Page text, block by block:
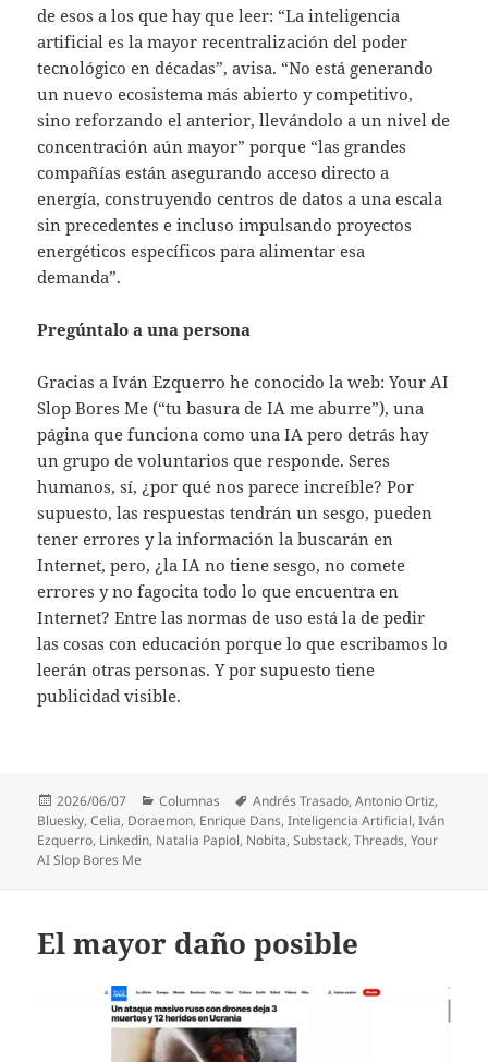
de esos a los que hay que leer: “La inteligencia
artificial es la mayor recentralización del poder
tecnológico en décadas”, avisa. “No está generando
un nuevo ecosistema más abierto y competitivo,
sino reforzando el anterior, llevándolo a un nivel de
concentración aún mayor” porque “las grandes
compañías están asegurando acceso directo a
energía, construyendo centros de datos a una escala
sin precedentes e incluso impulsando proyectos
energéticos específicos para alimentar esa
demanda”.
Pregúntalo a una persona
Gracias a Iván Ezquerro he conocido la web: Your AI
Slop Bores Me (“tu basura de IA me aburre”), una
página que funciona como una IA pero detrás hay
un grupo de voluntarios que responde. Seres
humanos, sí, ¿por qué nos parece increíble? Por
supuesto, las respuestas tendrán un sesgo, pueden
tener errores y la información la buscarán en
Internet, pero, ¿la IA no tiene sesgo, no comete
errores y no fagocita todo lo que encuentra en
Internet? Entre las normas de uso está la de pedir
las cosas con educación porque lo que escribamos lo
leerán otras personas. Y por supuesto tiene
publicidad visible.
Publicado
el
2026/06/07 Categorías
Columnas Etiquetas
Andrés Trasado,Antonio Ortiz,
Bluesky,Celia, Doraemon, Enrique Dans,Inteligencia Artificial,Iván
Ezquerro, Linkedin, Natalia Papiol, Nobita,Substack,Threads,Your
AI Slop Bores Me
El mayor daño posible